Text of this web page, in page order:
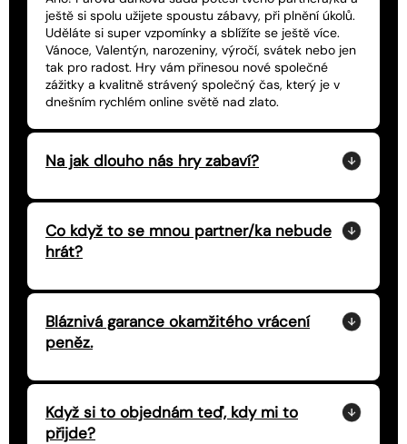
ještě si spolu užijete spoustu zábavy, při plnění úkolů.
Uděláte si super vzpomínky a sblížíte se ještě více.
Vánoce, Valentýn, narozeniny, výročí, svátek nebo jen
tak pro radost. Hry vám přinesou nové společné
zážitky a kvalitně strávený společný čas, který je v
dnešním rychlém online světě nad zlato.
Na jak dlouho nás hry zabaví?
Co když to se mnou partner/ka nebude
hrát?
Bláznivá garance okamžitého vrácení
peněz.
Když si to objednám teď, kdy mi to
přijde?